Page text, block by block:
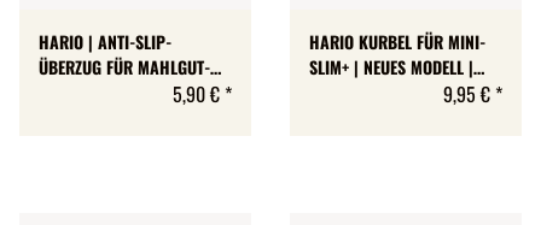
HARIO | ANTI-SLIP-
ÜBERZUG FÜR MAHLGUT-
BEHÄLTER FÜR SKERTON |
5,90 € *
HARIO KURBEL FÜR MINI-
SLIM+ | NEUES MODELL |
SECHSECKIGE ACHSE9,95 € *